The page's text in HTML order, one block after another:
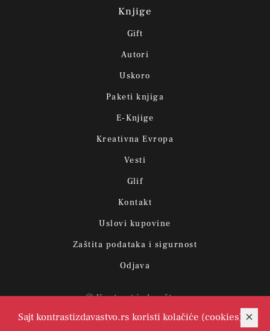
Sajt kontrastizdavastvo.rs koristi kolačiće (cookies)
Knjige
Gift
Autori
Uskoro
Paketi knjiga
E-Knjige
Kreativna Evropa
Vesti
Glif
Kontakt
Uslovi kupovine
Zaštita podataka i sigurnost
Odjava
© Kontrast izdavaštvo.